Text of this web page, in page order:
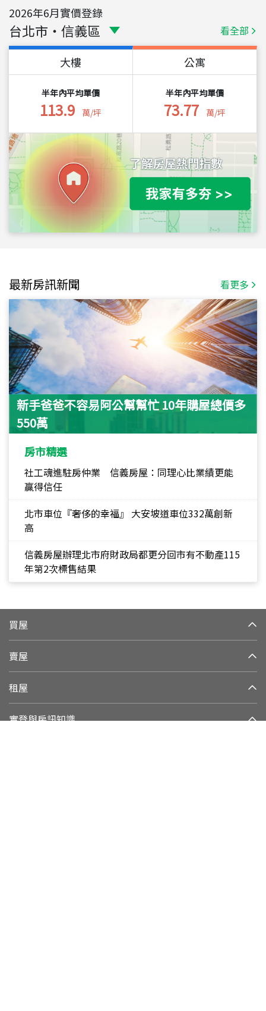
2026年6月實價登錄
台北市 ・ 信義區 看全部
大樓
半年內平均單價
113.9 萬/坪
公寓
半年內平均單價
73.77 萬/坪
最新房訊新聞 看更多
新手爸爸不容易阿公幫幫忙 10年購屋總價多
550萬
房市精選
社工魂進駐房仲業 信義房屋：同理心比業績更能
贏得信任
北市車位『奢侈的幸福』 大安坡道車位332萬創新
高
信義房屋辦理北市府財政局都更分回市有不動產115
年第2次標售結果
買屋
賣屋
租屋
實登與房訊知識